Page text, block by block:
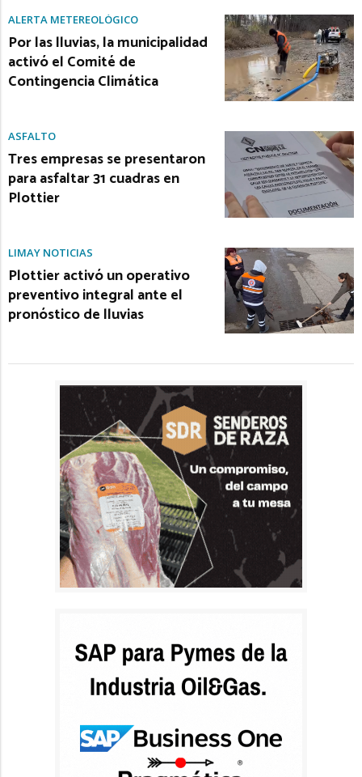
ALERTA METEREOLÓGICO
Por las lluvias, la municipalidad
activó el Comité de
Contingencia Climática
ASFALTO
Tres empresas se presentaron
para asfaltar 31 cuadras en
Plottier
LIMAY NOTICIAS
Plottier activó un operativo
preventivo integral ante el
pronóstico de lluvias